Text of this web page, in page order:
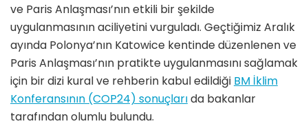
ve Paris Anlaşması’nın etkili bir şekilde
uygulanmasının aciliyetini vurguladı. Geçtiğimiz Aralık
ayında Polonya’nın Katowice kentinde düzenlenen ve
Paris Anlaşması’nın pratikte uygulanmasını sağlamak
için bir dizi kural ve rehberin kabul edildiği BM İklim
Konferansının (COP24) sonuçlarıda bakanlar
tarafından olumlu bulundu.